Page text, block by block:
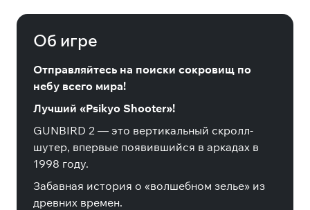
Об игре
Отправляйтесь на поиски сокровищ по
небу всего мира!
Лучший «Psikyo Shooter»!
GUNBIRD 2 — это вертикальный скролл-
шутер, впервые появившийся в аркадах в
1998 году.
Забавная история о «волшебном зелье» из
древних времен.